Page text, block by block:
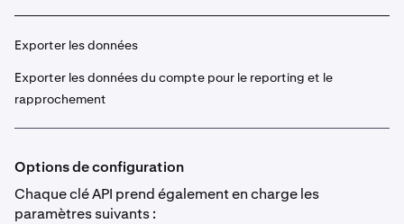
Exporter les données
Exporter les données du compte pour le reporting et le
rapprochement
Options de configuration
Chaque clé API prend également en charge les
paramètres suivants :